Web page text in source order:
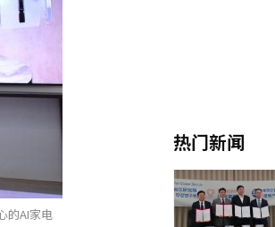
的AI家电
热门新闻